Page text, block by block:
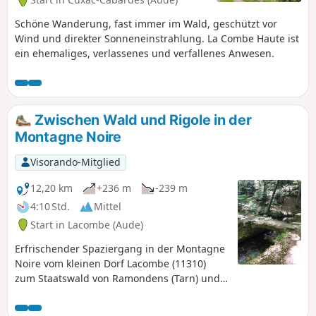
Schöne Wanderung, fast immer im Wald, geschützt vor
Wind und direkter Sonneneinstrahlung. La Combe Haute ist
ein ehemaliges, verlassenes und verfallenes Anwesen.
Zwischen Wald und Rigole in der
Montagne Noire
Visorando-Mitglied
12,20 km
+236 m
-239 m
4:10 Std.
Mittel
Start in Lacombe (Aude)
Erfrischender Spaziergang in der Montagne
Noire vom kleinen Dorf Lacombe (11310)
zum Staatswald von Ramondens (Tarn) und
des Beckens von St-Denis. Rückweg am